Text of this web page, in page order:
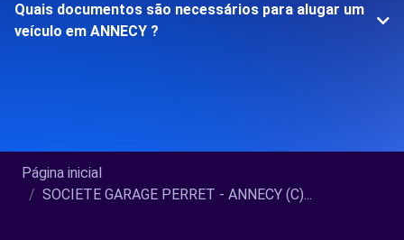
Quais documentos são necessários para alugar um
veículo em ANNECY ?
Página inicial
SOCIETE GARAGE PERRET - ANNECY (C)...